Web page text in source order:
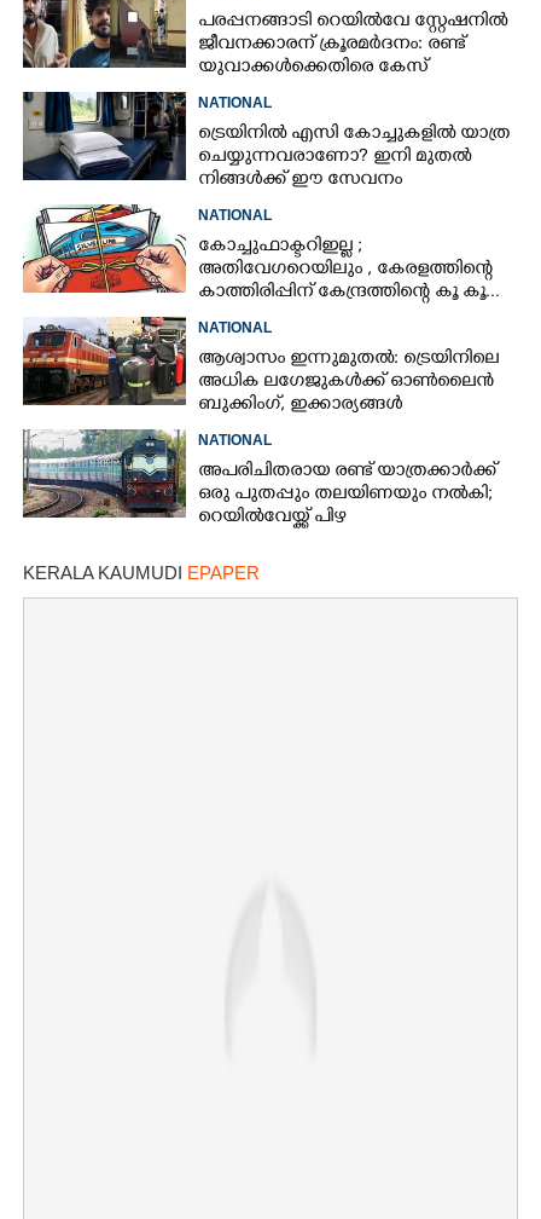
പരപ്പനങ്ങാടി റെയിൽവേ സ്റ്റേഷനിൽ
ജീവനക്കാരന് ക്രൂരമർദനം: രണ്ട്
യുവാക്കൾക്കെതിരെ കേസ്
NATIONAL
ട്രെയിനിൽ എസി കോച്ചുകളിൽ യാത്ര
ചെയ്യുന്നവരാണോ? ഇനി മുതൽ
നിങ്ങൾക്ക് ഈ സേവനം
NATIONAL
കോച്ചുഫാക്ടറി ഇല്ല ;
അതിവേഗ റെയിലും , കേരളത്തിന്റെ
കാത്തിരിപ്പിന് കേന്ദ്രത്തിന്റെ കൂ കൂ ...
NATIONAL
ആശ്വാസം ഇന്നുമുതൽ: ട്രെയിനിലെ
അധിക ലഗേജുകൾക്ക് ഓൺലൈൻ
ബുക്കിംഗ്, ഇക്കാര്യങ്ങൾ
NATIONAL
അപരിചിതരായ രണ്ട് യാത്രക്കാർക്ക്
ഒരു പുതപ്പും തലയിണയും നൽകി;
റെയിൽവേയ്ക്ക് പിഴ
KERALA KAUMUDI EPAPER